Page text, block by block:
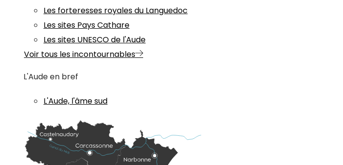
Les forteresses royales du Languedoc
Les sites Pays Cathare
Les sites UNESCO de l'Aude
Voir tous les incontournables
L'Aude en bref
L'Aude, l'âme sud